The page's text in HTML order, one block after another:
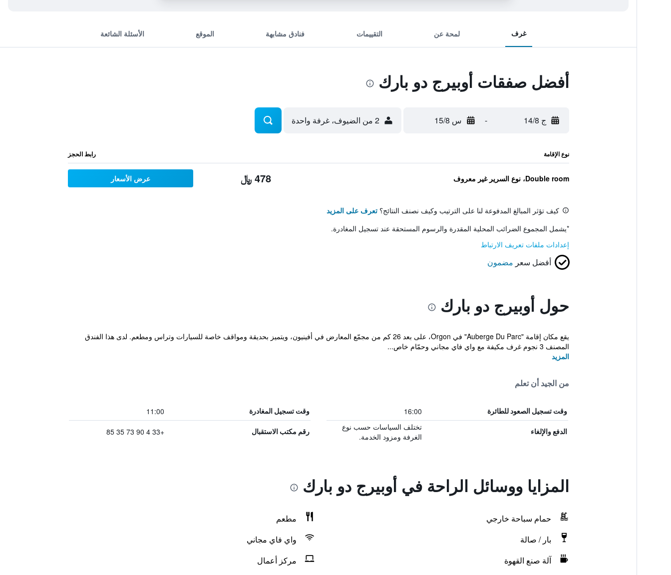
غرف لمحة عن التقييمات فنادق مشابهة الموقع الأسئلة الشائعة
أفضل صفقات أوبيرج دو بارك
ج 14/8 - س 15/8 2 من الضيوف، غرفة واحدة
نوع الإقامة رابط الحجز
Double room، نوع السرير غير معروف 478 ﷼ عرض الأسعار
كيف تؤثر المبالغ المدفوعة لنا على الترتيب وكيف نصنف النتائج؟ تعرف على المزيد
*يشمل المجموع الضرائب المحلية المقدرة والرسوم المستحقة عند تسجيل المغادرة.
إعدادات ملفات تعريف الارتباط
أفضل سعر مضمون
حول أوبيرج دو بارك
يقع مكان إقامة "Auberge Du Parc" في Orgon، على بعد 26 كم من مجمّع المعارض في أفينيون، ويتميز بحديقة ومواقف خاصة للسيارات وتراس ومطعم. لدى هذا الفندق
المصنف 3 نجوم غرف مكيفة مع واي فاي مجاني وحمّام خاص...
المزيد
من الجيد أن تعلم
وقت تسجيل الصعود للطائرة 16:00 وقت تسجيل المغادرة 11:00
الدفع والإلغاء
تختلف السياسات حسب نوع
الغرفة ومزود الخدمة.
رقم مكتب الاستقبال +33 4 90 73 35 85
المزايا ووسائل الراحة في أوبيرج دو بارك
حمام سباحة خارجي
مطعم
بار / صالة
واي فاي مجاني
آلة صنع القهوة
مركز أعمال